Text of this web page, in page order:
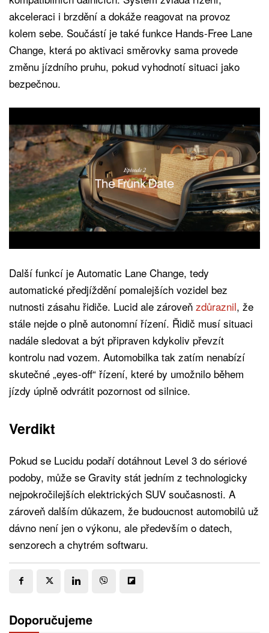
akceleraci i brzdění a dokáže reagovat na provoz
kolem sebe. Součástí je také funkce Hands-Free Lane
Change, která po aktivaci směrovky sama provede
změnu jízdního pruhu, pokud vyhodnotí situaci jako
bezpečnou.
Další funkcí je Automatic Lane Change, tedy
automatické předjíždění pomalejších vozidel bez
nutnosti zásahu řidiče. Lucid ale zároveň zdůraznil, že
stále nejde o plně autonomní řízení. Řidič musí situaci
nadále sledovat a být připraven kdykoliv převzít
kontrolu nad vozem. Automobilka tak zatím nenabízí
skutečné „eyes-off“ řízení, které by umožnilo během
jízdy úplně odvrátit pozornost od silnice.
Verdikt
Pokud se Lucidu podaří dotáhnout Level 3 do sériové
podoby, může se Gravity stát jedním z technologicky
nejpokročilejších elektrických SUV současnosti. A
zároveň dalším důkazem, že budoucnost automobilů už
dávno není jen o výkonu, ale především o datech,
senzorech a chytrém softwaru.
Doporučujeme